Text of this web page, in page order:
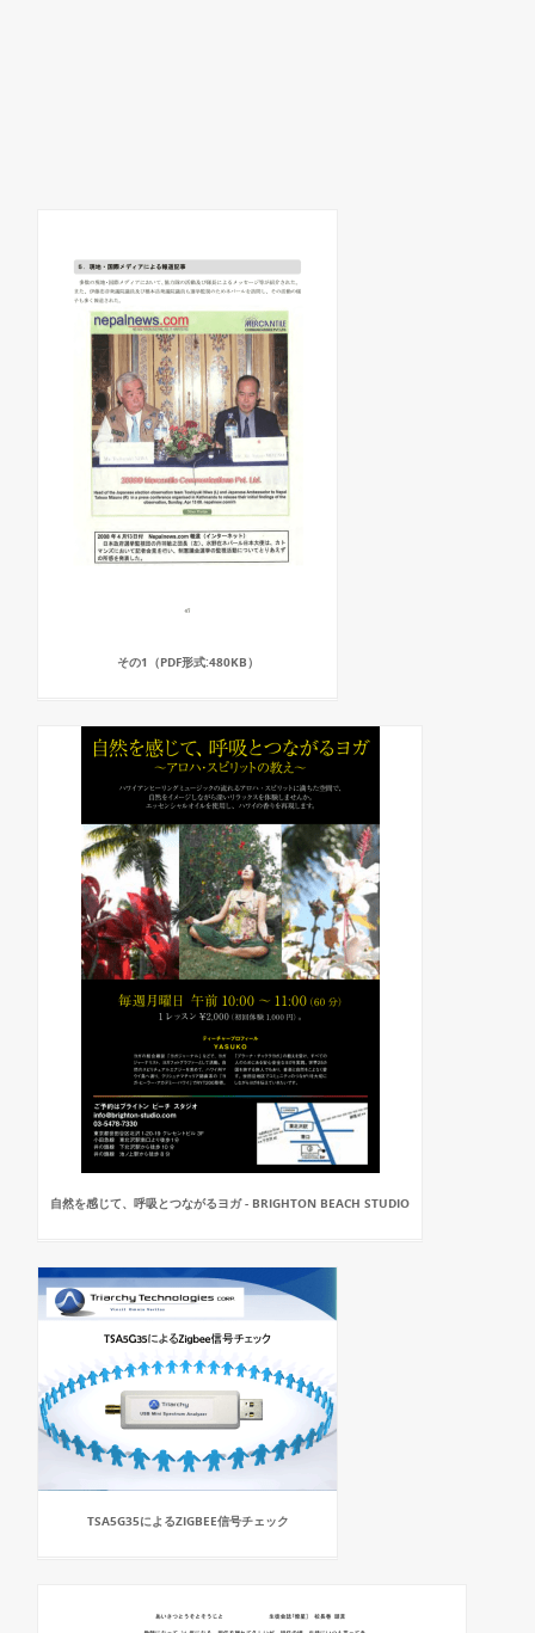
その1（PDF形式:480KB）
自然を感じて、呼吸とつながるヨガ - BRIGHTON BEACH STUDIO
TSA5G35によるZIGBEE信号チェック